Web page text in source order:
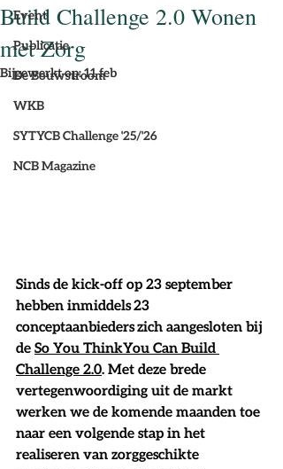
Event
Publicatie
De Bouwstroom
WKB
SYTYCB Challenge '25/'26
NCB Magazine
Build Challenge 2.0 Wonen
met Zorg
Bijgewerkt op:11 feb
Sinds de kick-off op 23 september
hebben inmiddels 23
conceptaanbieders zich aangesloten bij
de So You ThinkYou Can Build
Challenge 2.0. Met deze brede
vertegenwoordiging uit de markt
werken we de komende maanden toe
naar een volgende stap in het
realiseren van zorggeschikte